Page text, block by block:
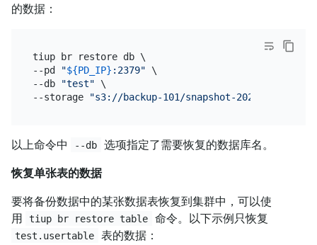
的数据：
tiup br restore db \
--pd
"${PD_IP} :2379" \
--db
"test" \
--storage
"s3://backup-101/snapshot-
以上命令中 --db 选项指定了需要恢复的数据库名。
恢复单张表的数据
要将备份数据中的某张数据表恢复到集群中，可以使
用
tiup br restore table 命令。以下示例只恢复
test.usertable 表的数据：